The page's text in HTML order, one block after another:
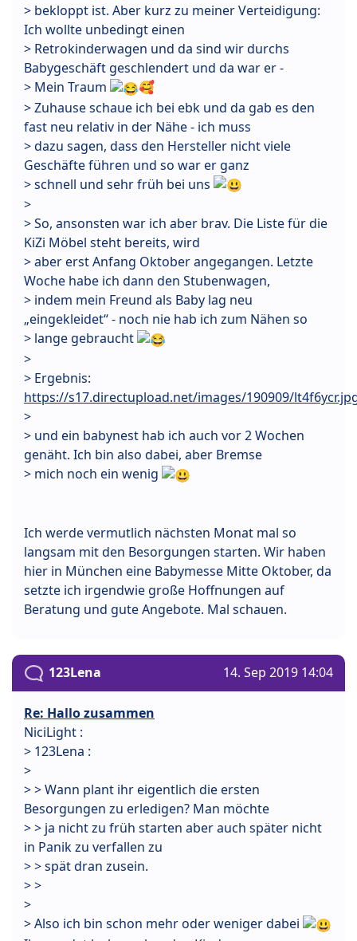
> bekloppt ist. Aber kurz zu meiner Verteidigung:
Ich wollte unbedingt einen
> Retrokinderwagen und da sind wir durchs
Babygeschäft geschlendert und da war er -
> Mein Traum
🥰
> Zuhause schaue ich bei ebk und da gab es den
fast neu relativ in der Nähe - ich muss
> dazu sagen, dass den Hersteller nicht viele
Geschäfte führen und so war er ganz
> schnell und sehr früh bei uns
>
> So, ansonsten war ich aber brav. Die Liste für die
KiZi Möbel steht bereits, wird
> aber erst Anfang Oktober angegangen. Letzte
Woche habe ich dann den Stubenwagen,
> indem mein Freund als Baby lag neu
„eingekleidet“ - noch nie hab ich zum Nähen so
> lange gebraucht
>
> Ergebnis:
https://s17.directupload.net/images/190909/
>
> und ein babynest hab ich auch vor 2 Wochen
genäht. Ich bin also dabei, aber Bremse
> mich noch ein wenig
Ich werde vermutlich nächsten Monat mal so
langsam mit den Besorgungen starten. Wir haben
hier in München eine Babymesse Mitte Oktober, da
setzte ich irgendwie große Hoffnungen auf
Beratung und gute Angebote. Mal schauen.
123Lena 14. Sep 2019 14:04
Re: Hallo zusammen
NiciLight :
> 123Lena :
>
> > Wann plant ihr eigentlich die ersten
Besorgungen zu erledigen? Man möchte
> > ja nicht zu früh starten aber auch später nicht
in Panik zu verfallen zu
> > spät dran zusein.
> >
>
> Also ich bin schon mehr oder weniger dabei